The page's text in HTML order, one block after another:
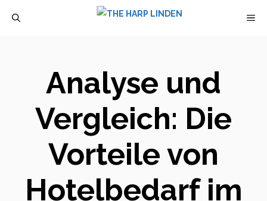
Analyse und
Vergleich: Die
Vorteile von
Hotelbedarf im